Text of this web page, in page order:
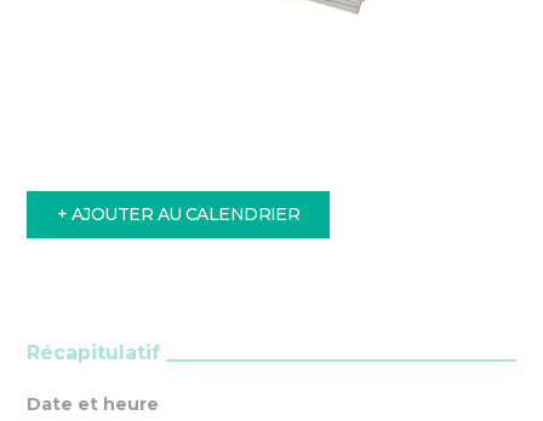
+ AJOUTER AU CALENDRIER
Récapitulatif
Date et heure